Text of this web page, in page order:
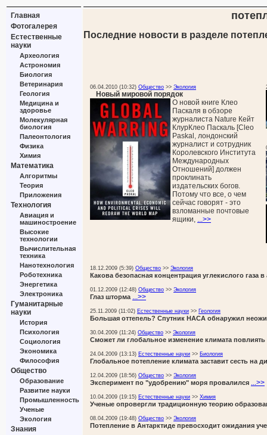
Главная
Фотогалерея
Естественные
науки
Археология
Астрономия
Биология
Ветеринария
Геология
Медицина и
здоровье
Молекулярная
биология
Палеонтология
Физика
Химия
Математика
Алгоритмы
Теория
Приложения
Технология
Авиация и
машиностроение
Высокие
технологии
Вычислительная
техника
Нанотехнология
Роботехника
Энергетика
Электроника
Гуманитарные
науки
История
Психология
Социология
Экономика
Философия
Общество
Образование
Развитие науки
Промышленность
Ученые
Экология
Знания
Последние новости в разделе
06.04.2010 (10:32) Общество >> Экология
Новый мировой порядок
О новой книге Клео
Паскаля в обзоре
журналиста Nature Кейт
КлурКлео Паскаль [Cleo
Paskal, лондонский
журналист и сотрудник
Королевского Института
Международных
Отношений] должен
проклинать
издательских богов.
Потому что все, о чем
сейчас говорят - это
взломанные почтовые
ящики,
...>>
18.12.2009 (5:39) Общество >> Экология
Какова безопасная концентрация углекислого газа
01.12.2009 (12:48) Общество >> Экология
Глаз шторма ...>>
25.11.2009 (11:02) Естественные науки >> Геология
Большая оттепель? Спутник НАСА обнаружил
30.04.2009 (11:24) Общество >> Экология
Сможет ли глобальное изменение климата
24.04.2009 (13:13) Естественные науки >> Биология
Глобальное потепление климата заставит сесть на
12.04.2009 (18:56) Общество >> Экология
Эксперимент по "удобрению" моря провалился ...>>
10.04.2009 (19:15) Естественные науки >> Химия
Ученые опровергли традиционную теорию
08.04.2009 (19:48) Общество >> Экология
Потепление в Антарктиде превосходит ожидания